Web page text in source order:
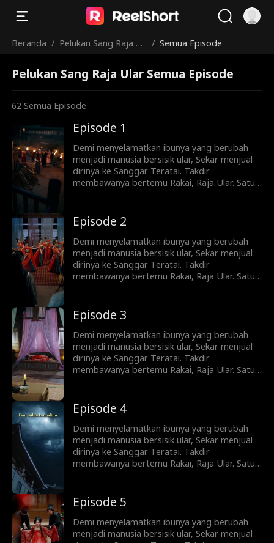
Beranda / Pelukan Sang Raja Ul
/ Semua Episode
Pelukan Sang Raja Ular Semua Episode
62 Semua Episode
Episode 1
Demi menyelamatkan ibunya yang berubah
menjadi manusia bersisik ular, Sekar menjual
dirinya ke Sanggar Teratai. Takdir
membawanya bertemu Rakai, Raja Ular. Satu
siluman dan diburu seluruh desa, Rakai
kembali setelah ujian langit. Ia menyelamatkan
Sekar—dan menyadari bahwa gadis itu adalah
putri orang yang pernah menyelamatkan
nyawanya.
Episode 2
Demi menyelamatkan ibunya yang berubah
menjadi manusia bersisik ular, Sekar menjual
dirinya ke Sanggar Teratai. Takdir
membawanya bertemu Rakai, Raja Ular. Satu
siluman dan diburu seluruh desa, Rakai
kembali setelah ujian langit. Ia menyelamatkan
Sekar—dan menyadari bahwa gadis itu adalah
putri orang yang pernah menyelamatkan
nyawanya.
Episode 3
Demi menyelamatkan ibunya yang berubah
menjadi manusia bersisik ular, Sekar menjual
dirinya ke Sanggar Teratai. Takdir
membawanya bertemu Rakai, Raja Ular. Satu
siluman dan diburu seluruh desa, Rakai
kembali setelah ujian langit. Ia menyelamatkan
Sekar—dan menyadari bahwa gadis itu adalah
putri orang yang pernah menyelamatkan
nyawanya.
Episode 4
Demi menyelamatkan ibunya yang berubah
menjadi manusia bersisik ular, Sekar menjual
dirinya ke Sanggar Teratai. Takdir
membawanya bertemu Rakai, Raja Ular. Satu
siluman dan diburu seluruh desa, Rakai
kembali setelah ujian langit. Ia menyelamatkan
Sekar—dan menyadari bahwa gadis itu adalah
putri orang yang pernah menyelamatkan
Episode 5
Demi menyelamatkan ibunya yang berubah
menjadi manusia bersisik ular, Sekar menjual